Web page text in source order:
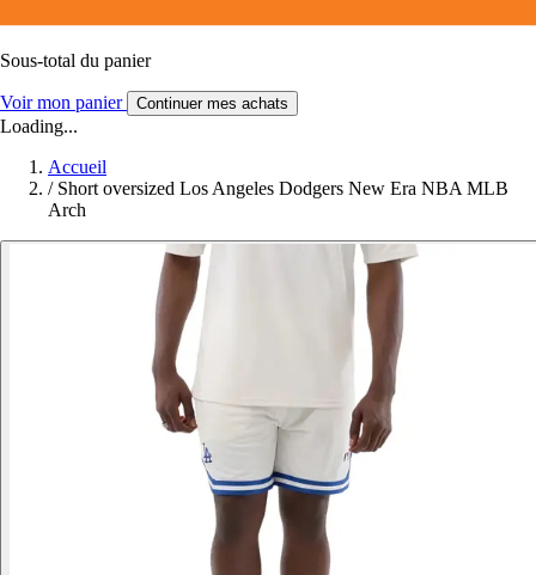
Sous-total du panier
Voir mon panier Continuer mes achats
Loading...
Accueil
/ Short oversized Los Angeles Dodgers New Era NBA MLB
Arch